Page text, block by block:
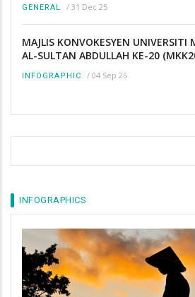
GENERAL / 31 Dec 25
MAJLIS KONVOKESYEN UNIVERSITI
AL-SULTAN ABDULLAH KE-20
INFOGRAPHIC / 04 Sep 25
INFOGRAPHICS